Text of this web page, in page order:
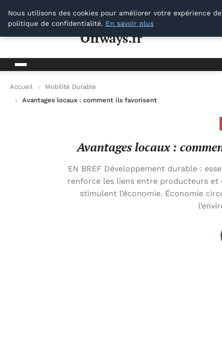
Offways.fr
Offways.fr
Accueil
Mobilité Durable
Avantages locaux : comment ils favorisent le développement
Avantages locaux :
EN BREF Développement durable :
renforce les liens entre producteurs et
stimulent l’économie. Économie
Nous utilisons des cookies pour améliorer votre expérience
politique de confidentialité. En savoir plus